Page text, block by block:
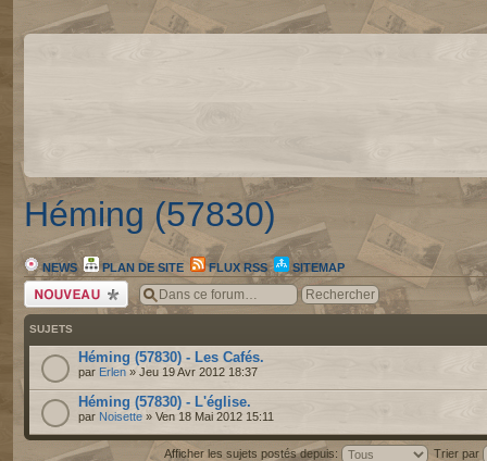
Héming (57830)
NEWS PLAN DE SITE FLUX RSS
SITEMAP
Écrire un nouveau
sujet
SUJETS
Héming (57830) - Les Cafés.
par Erlen » Jeu 19 Avr 2012 18:37
Héming (57830) - L'église.
par Noisette » Ven 18 Mai 2012 15:11
Afficher les sujets postés depuis: Trier par